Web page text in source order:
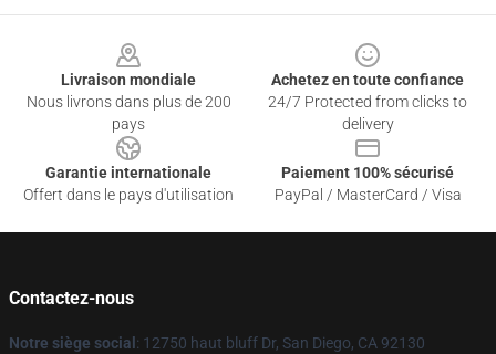
Livraison mondiale
Nous livrons dans plus de 200
pays
Achetez en toute confiance
24/7 Protected from clicks to
delivery
Garantie internationale
Offert dans le pays d'utilisation
Paiement 100% sécurisé
PayPal / MasterCard / Visa
Contactez-nous
Notre siège social : 12750 haut bluff Dr, San Diego, CA 92130